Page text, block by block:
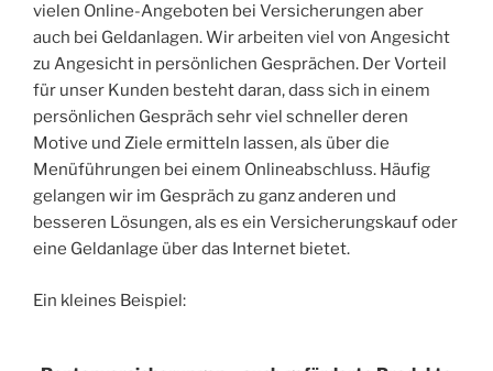
vielen Online-Angeboten bei Versicherungen aber
auch bei Geldanlagen. Wir arbeiten viel von Angesicht
zu Angesicht in persönlichen Gesprächen. Der Vorteil
für unser Kunden besteht daran, dass sich in einem
persönlichen Gespräch sehr viel schneller deren
Motive und Ziele ermitteln lassen, als über die
Menüführungen bei einem Onlineabschluss. Häufig
gelangen wir im Gespräch zu ganz anderen und
besseren Lösungen, als es ein Versicherungskauf oder
eine Geldanlage über das Internet bietet.
Ein kleines Beispiel: